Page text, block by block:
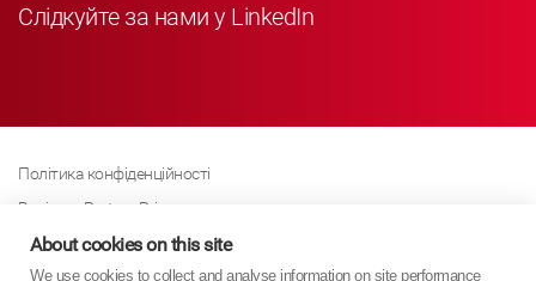
Слідкуйте за нами у LinkedIn
Політика конфіденційності
Business Partner Privacy
Політика щодо файлів cookie
Сучасна політика Закону про рабство
About cookies on this site
We use cookies to collect and analyse information on site performance